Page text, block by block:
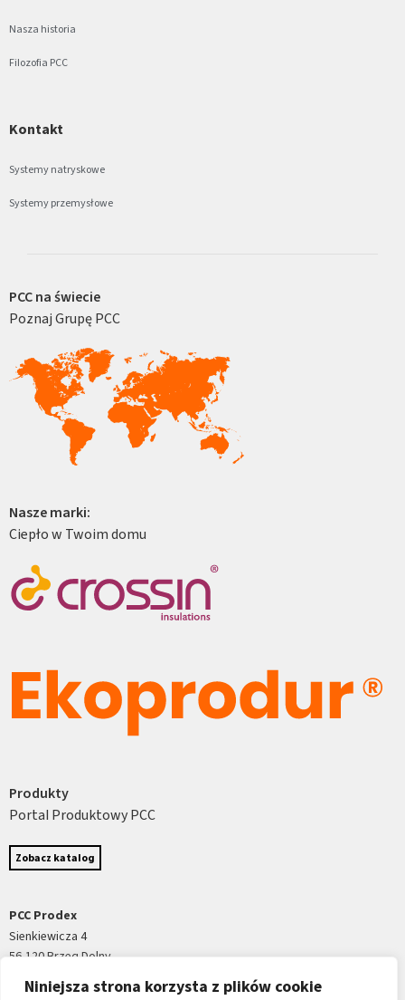
Niniejsza strona korzysta z plików cookie
Nasza historia
Filozofia PCC
Kontakt
Systemy natryskowe
Systemy przemysłowe
PCC na świecie
Poznaj Grupę PCC
Nasze marki:
Ciepło w Twoim domu
Produkty
Portal Produktowy PCC
Zobacz katalog
PCC Prodex
Sienkiewicza 4
56-120 Brzeg Dolny